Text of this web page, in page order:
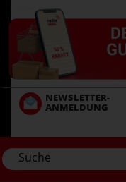
zum
Inhalt
NEWSLETTER-
ANMELDUNG